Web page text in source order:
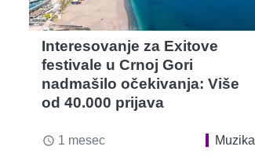
Interesovanje za Exitove
festivale u Crnoj Gori
nadmašilo očekivanja: Više
od 40.000 prijava
access_time 1 mesec Muzika